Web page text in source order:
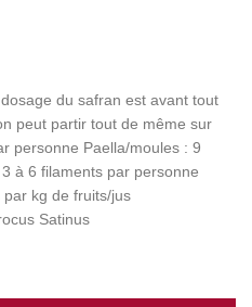
du safran est avant tout
peut partir tout de même sur
personne Paella/moules : 9
à 6 filaments par personne
kg de fruits/jus
Satinus